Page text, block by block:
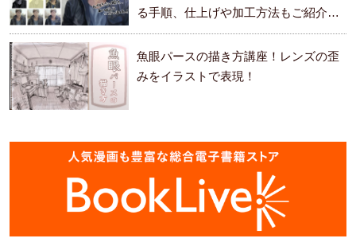
る手順、仕上げや加工方法もご紹介し
ます。
魚眼パースの描き方講座！レンズの歪
みをイラストで表現！